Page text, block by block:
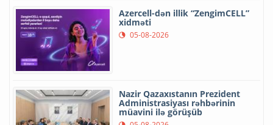
Azercell-dən illik “ZengimCELL”
xidməti
05-08-2026
Nazir Qazaxıstanın Prezident
Administrasiyası rəhbərinin
müavini ilə görüşüb